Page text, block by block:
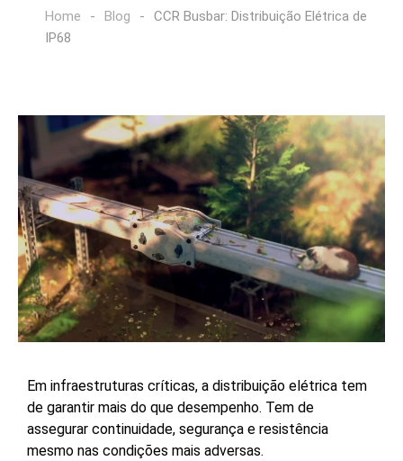
Home - Blog -
CCR Busbar: Distribuição Elétrica de
IP68
Em infraestruturas críticas, a distribuição elétrica tem
de garantir mais do que desempenho. Tem de
assegurar continuidade, segurança e resistência
mesmo nas condições mais adversas.